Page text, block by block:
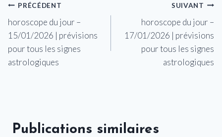
Navigation
de
l’article
PRÉCÉDENT
horoscope du jour –
15/01/2026 | prévisions
pour tous les signes
astrologiques
SUIVANT
horoscope du jour –
17/01/2026 | prévisions
pour tous les signes
astrologiques
Publications similaires